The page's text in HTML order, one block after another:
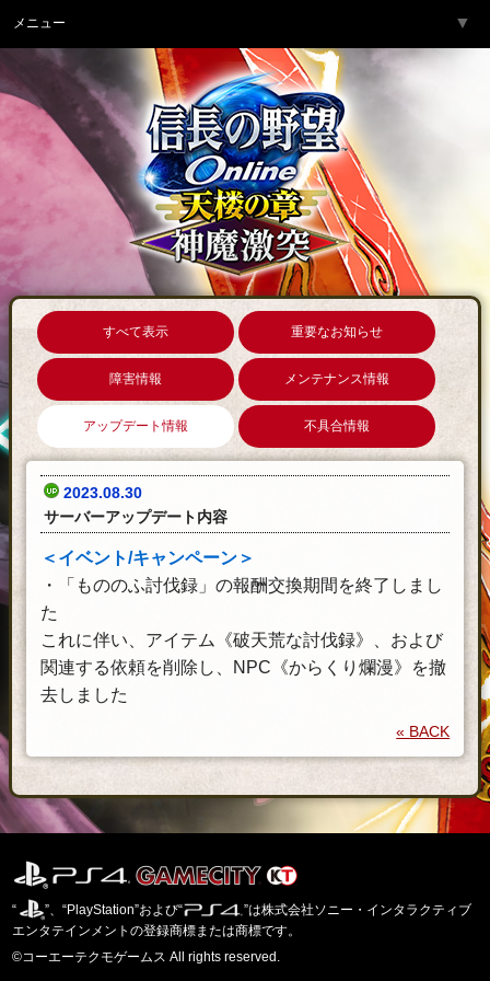
メニュー ▼
トップページ
ゲーム紹介
サービス
コミュニティ
ネットカフェ ▼
すべて表示 重要なお知らせ
障害情報 メンテナンス情報
アップデート情報 不具合情報
2023.08.30
サーバーアップデート内容
＜イベント/キャンペーン＞
・「もののふ討伐録」の報酬交換期間を終了しまし
た
これに伴い、アイテム《破天荒な討伐録》、および
関連する依頼を削除し、NPC《からくり爛漫》を撤
去しました
« BACK
“ ”、“PlayStation”および“
”は株式会社ソニー・インタラクティブ
エンタテインメントの登録商標または商標です。
©コーエーテクモゲームス All rights reserved.